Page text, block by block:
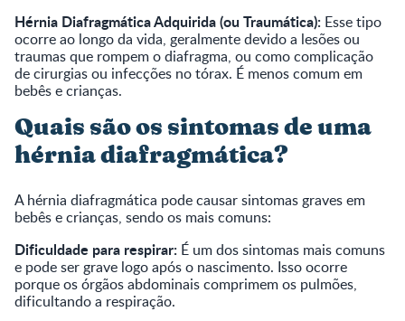
Hérnia Diafragmática Adquirida (ou Traumática): Esse tipo
ocorre ao longo da vida, geralmente devido a lesões ou
traumas que rompem o diafragma, ou como complicação
de cirurgias ou infecções no tórax. É menos comum em
bebês e crianças.
Quais são os sintomas de uma
hérnia diafragmática?
A hérnia diafragmática pode causar sintomas graves em
bebês e crianças, sendo os mais comuns:
Dificuldade para respirar: É um dos sintomas mais comuns
e pode ser grave logo após o nascimento. Isso ocorre
porque os órgãos abdominais comprimem os pulmões,
dificultando a respiração.